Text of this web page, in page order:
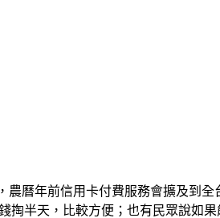
曆年前信用卡付費服務會擴及到
半天，比較方便；也有民眾說如